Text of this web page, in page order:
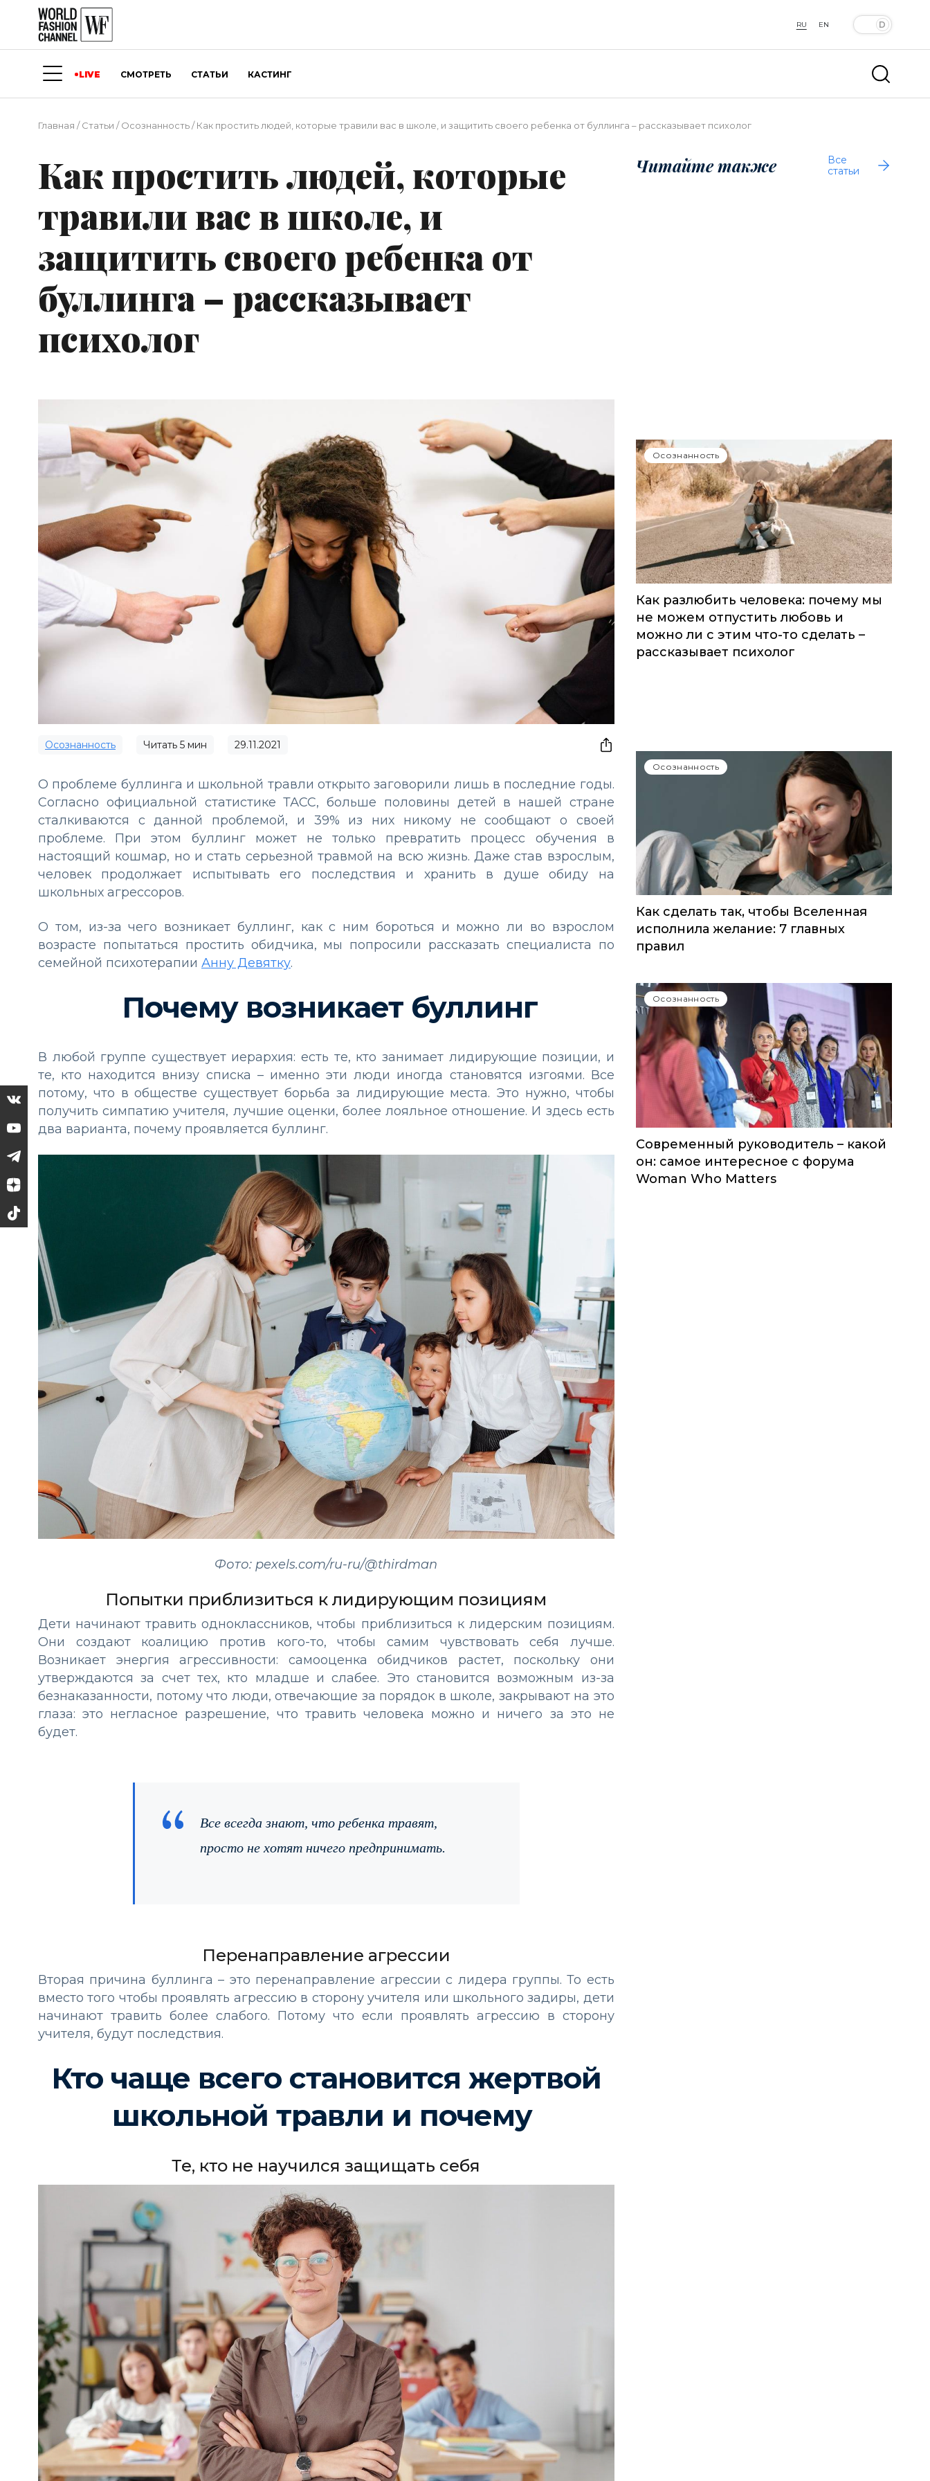
RU EN
LIVE СМОТРЕТЬ СТАТЬИ КАСТИНГ
Главная /Статьи /Осознанность/Как простить людей, которые травили вас в школе, и защитить своего ребенка от буллинга – рассказывает психолог
Как простить людей, которые
травили вас в школе, и
защитить своего ребенка от
буллинга – рассказывает
психолог
Осознанность Читать 5 мин 29.11.2021
О проблеме буллинга и школьной травли открыто заговорили лишь в последние годы.
Согласно официальной статистике ТАСС, больше половины детей в нашей стране
сталкиваются с данной проблемой, и 39% из них никому не сообщают о своей
проблеме. При этом буллинг может не только превратить процесс обучения в
настоящий кошмар, но и стать серьезной травмой на всю жизнь. Даже став взрослым,
человек продолжает испытывать его последствия и хранить в душе обиду на
школьных агрессоров.
О том, из-за чего возникает буллинг, как с ним бороться и можно ли во взрослом
возрасте попытаться простить обидчика, мы попросили рассказать специалиста по
семейной психотерапии Анну Девятку.
Почему возникает буллинг
В любой группе существует иерархия: есть те, кто занимает лидирующие позиции, и
те, кто находится внизу списка – именно эти люди иногда становятся изгоями. Все
потому, что в обществе существует борьба за лидирующие места. Это нужно, чтобы
получить симпатию учителя, лучшие оценки, более лояльное отношение. И здесь есть
два варианта, почему проявляется буллинг.
Фото: pexels.com/ru-ru/@thirdman
Попытки приблизиться к лидирующим позициям
Дети начинают травить одноклассников, чтобы приблизиться к лидерским позициям.
Они создают коалицию против кого-то, чтобы самим чувствовать себя лучше.
Возникает энергия агрессивности: самооценка обидчиков растет, поскольку они
утверждаются за счет тех, кто младше и слабее. Это становится возможным из-за
безнаказанности, потому что люди, отвечающие за порядок в школе, закрывают на это
глаза: это негласное разрешение, что травить человека можно и ничего за это не
будет.
Все всегда знают, что ребенка травят,
просто не хотят ничего предпринимать.
Перенаправление агрессии
Вторая причина буллинга – это перенаправление агрессии с лидера группы. То есть
вместо того чтобы проявлять агрессию в сторону учителя или школьного задиры, дети
начинают травить более слабого. Потому что если проявлять агрессию в сторону
учителя, будут последствия.
Кто чаще всего становится жертвой
школьной травли и почему
Те, кто не научился защищать себя
Читайте также
Все
статьи
Осознанность
Как разлюбить человека: почему мы
не можем отпустить любовь и
можно ли с этим что-то сделать –
рассказывает психолог
Осознанность
Как сделать так, чтобы Вселенная
исполнила желание: 7 главных
правил
Осознанность
Современный руководитель – какой
он: самое интересное с форума
Woman Who Matters